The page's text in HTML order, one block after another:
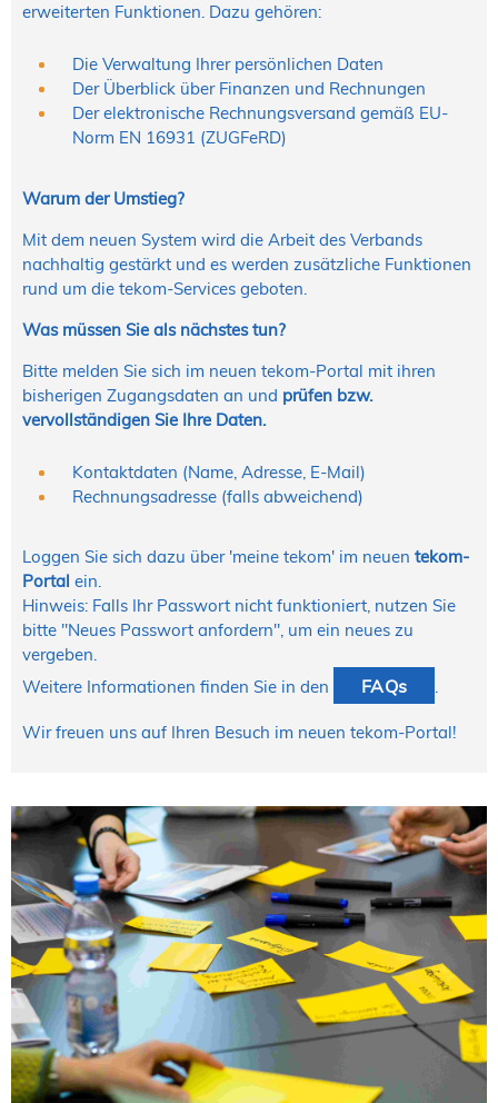
erweiterten Funktionen. Dazu gehören:
Die Verwaltung Ihrer persönlichen Daten
Der Überblick über Finanzen und Rechnungen
Der elektronische Rechnungsversand gemäß EU-
Norm EN 16931 (ZUGFeRD)
Warum der Umstieg?
Mit dem neuen System wird die Arbeit des Verbands
nachhaltig gestärkt und es werden zusätzliche Funktionen
rund um die tekom-Services geboten.
Was müssen Sie als nächstes tun?
Bitte melden Sie sich im neuen tekom-Portal mit ihren
bisherigen Zugangsdaten an und prüfen bzw.
vervollständigen Sie Ihre Daten.
Kontaktdaten (Name, Adresse, E-Mail)
Rechnungsadresse (falls abweichend)
Loggen Sie sich dazu über 'meine tekom' im neuen tekom-
Portal ein.
Hinweis: Falls Ihr Passwort nicht funktioniert, nutzen Sie
bitte "Neues Passwort anfordern", um ein neues zu
vergeben.
Weitere Informationen finden Sie in den
FAQs
Wir freuen uns auf Ihren Besuch im neuen tekom-Portal!